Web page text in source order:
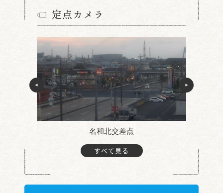
定点カメラ
名和北交差点
すべて見る